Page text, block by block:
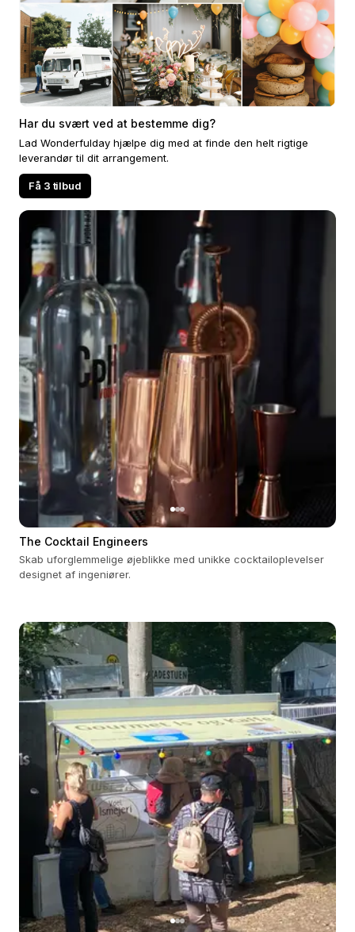
Har du svært ved at bestemme dig?
Lad Wonderfulday hjælpe dig med at finde den helt rigtige
leverandør til dit arrangement.
Få 3 tilbud
The Cocktail Engineers
Skab uforglemmelige øjeblikke med unikke cocktailoplevelser
designet af ingeniører.